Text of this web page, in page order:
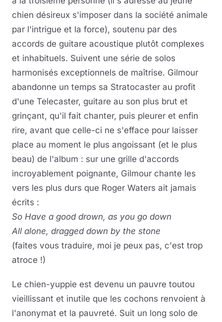
chien désireux s'imposer dans la société animale
par l'intrigue et la force), soutenu par des
accords de guitare acoustique plutôt complexes
et inhabituels. Suivent une série de solos
harmonisés exceptionnels de maîtrise. Gilmour
abandonne un temps sa Stratocaster au profit
d'une Telecaster, guitare au son plus brut et
grinçant, qu'il fait chanter, puis pleurer et enfin
rire, avant que celle-ci ne s'efface pour laisser
place au moment le plus angoissant (et le plus
beau) de l'album : sur une grille d'accords
incroyablement poignante, Gilmour chante les
vers les plus durs que Roger Waters ait jamais
écrits :
So Have a good drown, as you go down
All alone, dragged down by the stone
(faites vous traduire, moi je peux pas, c'est trop
atroce !)
Le chien-yuppie est devenu un pauvre toutou
vieillissant et inutile que les cochons renvoient à
l'anonymat et la pauvreté. Suit un long solo de